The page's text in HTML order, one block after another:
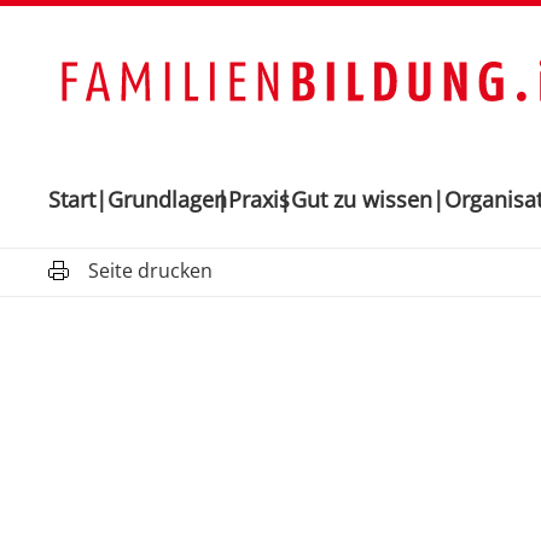
Start GrundlagenPraxisGut zu wissen
Seite drucken